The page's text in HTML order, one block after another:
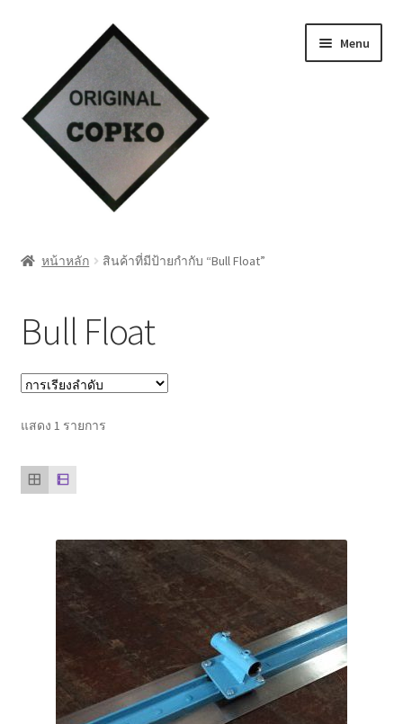
navigation
content
Menu
My account
ชำระเงิน
ตะกร้าสินค้า
ติดต่อเรา
บทความ
ประวัติบริษัท
ลูกค้าของเรา
หน้าหลัก สินค้าที่มีป้ายกำกับ “Bull Float”
Bull Float
แสดง 1 รายการ